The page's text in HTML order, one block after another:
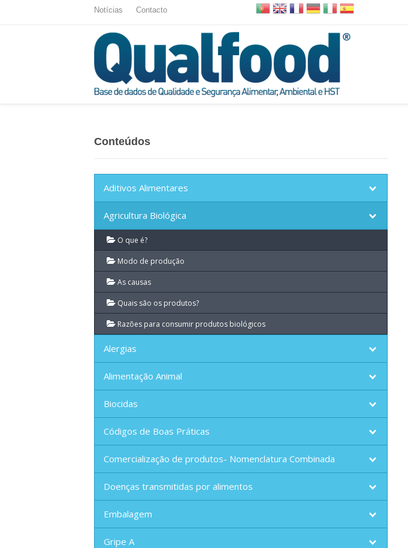
Notícias Contacto
Conteúdos
Aditivos Alimentares
Agricultura Biológica
O que é?
Modo de produção
As causas
Quais são os produtos?
Razões para consumir produtos biológicos
Alergias
Alimentação Animal
Biocidas
Códigos de Boas Práticas
Comercialização de produtos- Nomenclatura Combinada
Doenças transmitidas por alimentos
Embalagem
Gripe A